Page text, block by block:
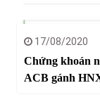
17/08/2020
Chứng khoán
ACB gánh